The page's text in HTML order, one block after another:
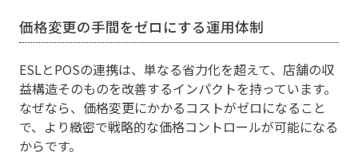
価格変更の手間をゼロにする運用体制
ESLとPOSの連携は、単なる省力化を超えて、店舗の収
益構造そのものを改善するインパクトを持っています。
なぜなら、価格変更にかかるコストがゼロになること
で、より緻密で戦略的な価格コントロールが可能になる
からです。